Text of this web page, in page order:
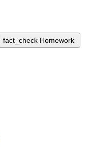
fact_check Homework